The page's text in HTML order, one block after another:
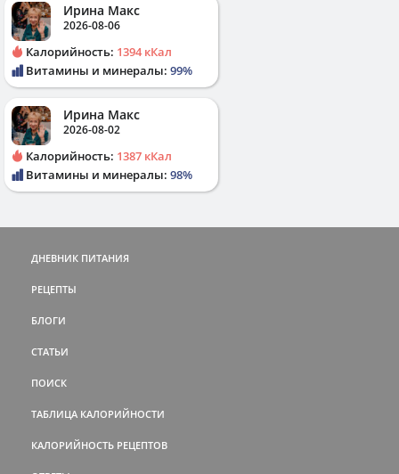
Ирина Макс
2026-08-06
Калорийность: 1394 кКал
Витамины и минералы: 99%
Ирина Макс
2026-08-02
Калорийность: 1387 кКал
Витамины и минералы: 98%
ДНЕВНИК ПИТАНИЯ
РЕЦЕПТЫ
БЛОГИ
СТАТЬИ
ПОИСК
ТАБЛИЦА КАЛОРИЙНОСТИ
КАЛОРИЙНОСТЬ РЕЦЕПТОВ